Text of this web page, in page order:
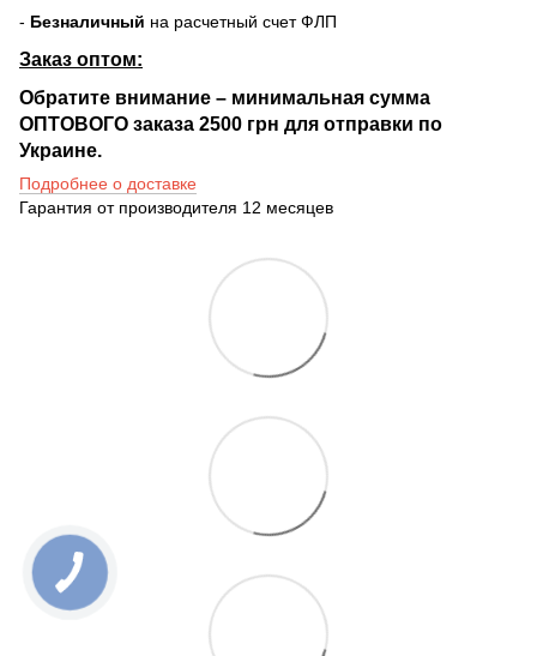
- Безналичный на расчетный счет ФЛП
Заказ оптом:
Обратите внимание – минимальная сумма
ОПТОВОГО заказа 2500 грн для отправки по
Украине.
Подробнее о доставке
Гарантия от производителя 12 месяцев